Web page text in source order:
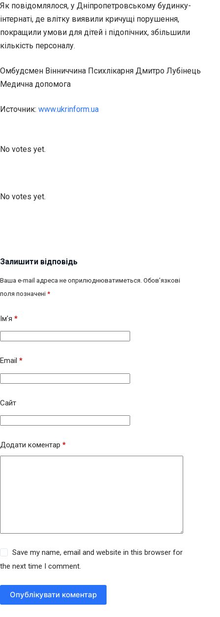
Як повідомлялося, у Дніпропетровському будинку-
інтернаті, де влітку виявили кричущі порушення,
покращили умови для дітей і підопічних, збільшили
кількість персоналу.
Омбудсмен Вінниччина Психлікарня Дмитро Лубінець
Медична допомога
Источник: www.ukrinform.ua
No votes yet.
No votes yet.
Залишити відповідь
Ваша e-mail адреса не оприлюднюватиметься. Обов’язкові
поля позначені *
Ім’я *
Email *
Сайт
Додати коментар *
Save my name, email and website in this browser for
the next time I comment.
Опублікувати коментар